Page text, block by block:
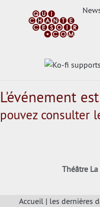
L'événement
pouvez consulter
Théâtre
Accueil | les dernières